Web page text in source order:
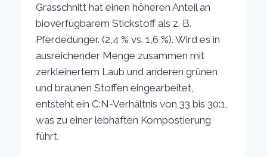
Grasschnitt hat einen höheren Anteil an
bioverfügbarem Stickstoff als z. B.
Pferdedünger. (2,4 % vs. 1,6 %). Wird es in
ausreichender Menge zusammen mit
zerkleinertem Laub und anderen grünen
und braunen Stoffen eingearbeitet,
entsteht ein C:N-Verhältnis von 33 bis 30:1,
was zu einer lebhaften Kompostierung
führt.